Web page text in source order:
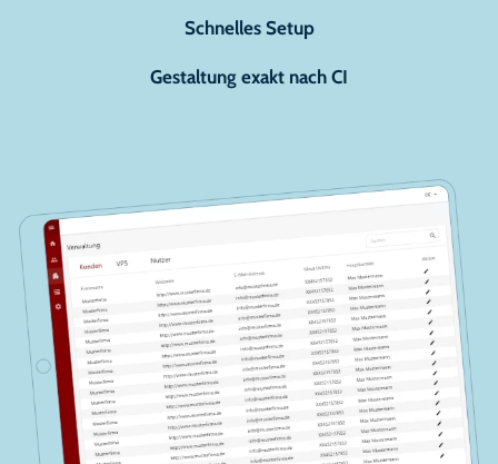
Schnelles Setup
Gestaltung exakt nach CI